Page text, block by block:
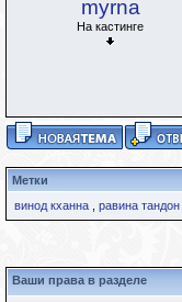
myrna
На кастинге
Метки
винод кханна
равина тандон
Ваши права в разделе